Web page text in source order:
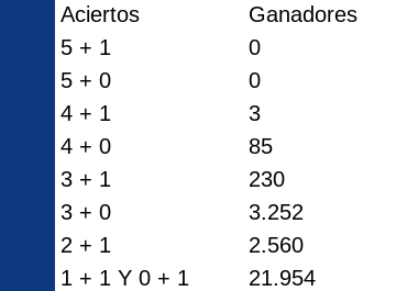
Aciertos Ganadores
5 + 1
0
5 + 0
0
4 + 1
3
4 + 0
85
3 + 1
230
3 + 0
3.252
2 + 1
2.560
1 + 1 Y 0 + 1
21.954